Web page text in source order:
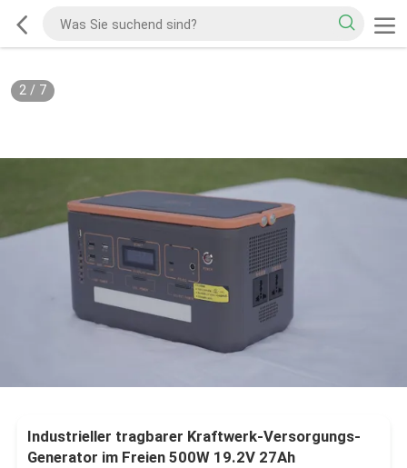
2/ 7
Industrieller tragbarer Kraftwerk-Versorgungs-
Generator im Freien 500W 19.2V 27Ah